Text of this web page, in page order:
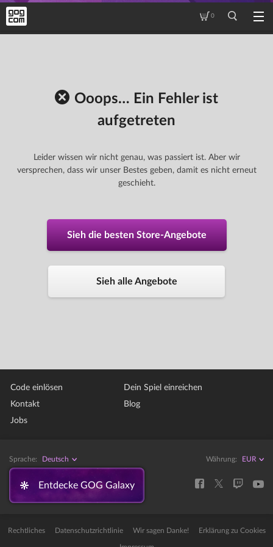
0
Ooops… Ein Fehler ist
aufgetreten
Leider wissen wir nicht genau, was passiert ist. Aber wir
versprechen, dass wir unser Bestes geben, damit es nicht erneut
geschieht.
Sieh die besten Store-Angebote
Sieh alle Angebote
Code einlösen
Kontakt
Jobs
Dein Spiel einreichen
Blog
Sprache: Deutsch Währung:
Entdecke GOG Galaxy
Rechtliches Datenschutzrichtlinie Wir sagen Danke! Erklärung zu Cookies